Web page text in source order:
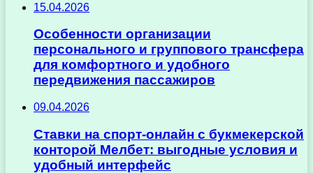
15.04.2026
Особенности организации
персонального и группового трансфера
для комфортного и удобного
передвижения пассажиров
09.04.2026
Ставки на спорт-онлайн с букмекерской
конторой Мелбет: выгодные условия и
удобный интерфейс